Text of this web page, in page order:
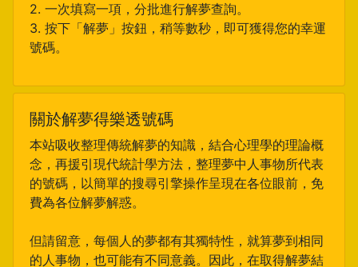
2. 一次填寫一項，分批進行解夢查詢。
3. 按下「解夢」按鈕，稍等數秒，即可獲得您的幸運
號碼。
關於解夢得樂透號碼
本站吸收整理傳統解夢的知識，結合心理學的理論概
念，再援引現代統計學方法，整理夢中人事物所代表
的號碼，以簡單的搜尋引擎操作呈現在各位眼前，免
費為各位解夢解惑。
但請留意，每個人的夢都有其獨特性，就算夢到相同
的人事物，也可能有不同意義。因此，在取得解夢結